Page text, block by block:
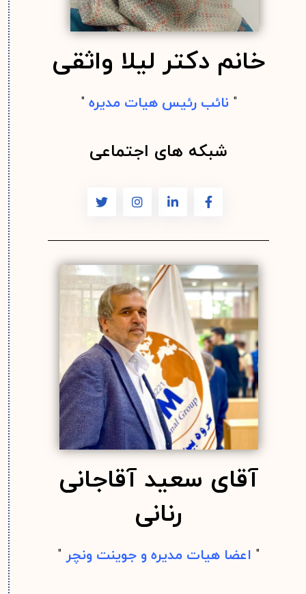
خانم دکتر لیلا واثقی
" نائب رئیس هیات مدیره "
شبکه های اجتماعی
آقای سعید آقاجانی
رنانی
" اعضا هیات مدیره و جوینت ونچر"